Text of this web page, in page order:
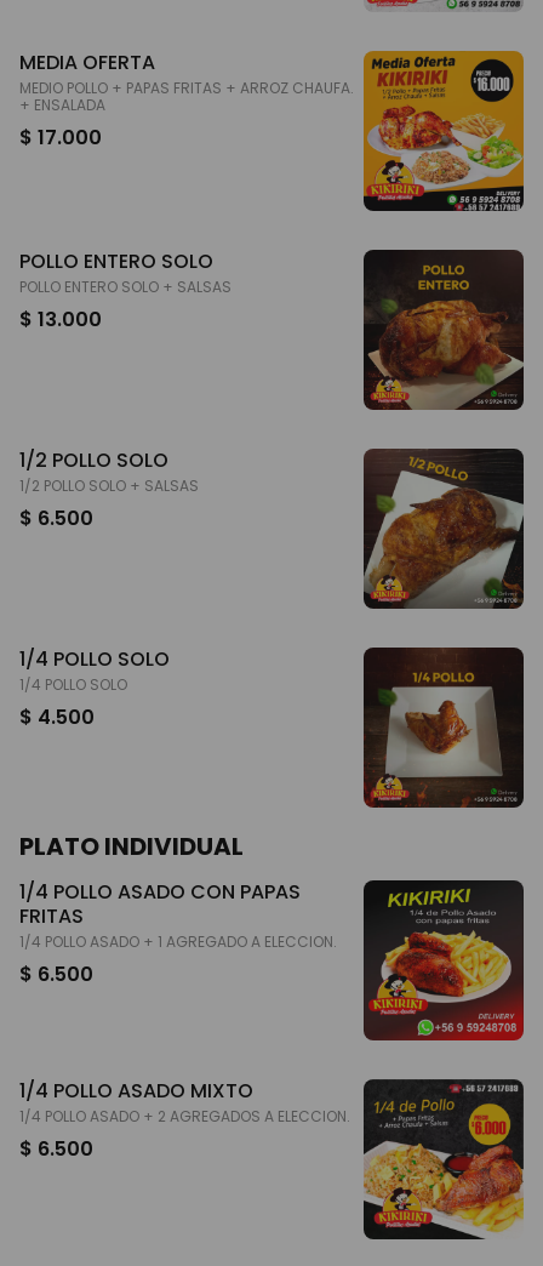
MEDIA OFERTA
MEDIO POLLO + PAPAS FRITAS + ARROZ CHAUFA.
+ ENSALADA
$ 17.000
POLLO ENTERO SOLO
POLLO ENTERO SOLO + SALSAS
$ 13.000
1/2 POLLO SOLO
1/2 POLLO SOLO + SALSAS
$ 6.500
1/4 POLLO SOLO
1/4 POLLO SOLO
$ 4.500
PLATO INDIVIDUAL
1/4 POLLO ASADO CON PAPAS
FRITAS
1/4 POLLO ASADO + 1 AGREGADO A ELECCION.
$ 6.500
1/4 POLLO ASADO MIXTO
1/4 POLLO ASADO + 2 AGREGADOS A ELECCION.
$ 6.500